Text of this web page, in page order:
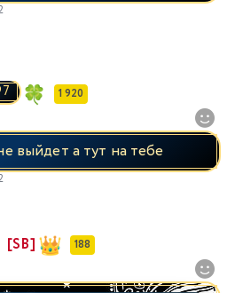
1 920
выйдет а тут на тебе
[SB] 188